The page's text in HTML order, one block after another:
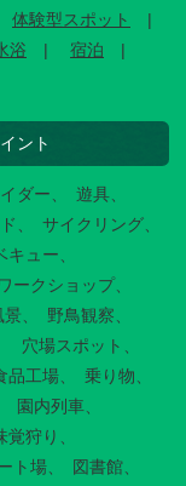
体験型スポット
浴
宿泊
ント
ダー
遊具
サイクリング
キュー
ワークショップ
景
野鳥観察
穴場スポット
品工場
乗り物
園内列車
覚狩り
ト場 図書館